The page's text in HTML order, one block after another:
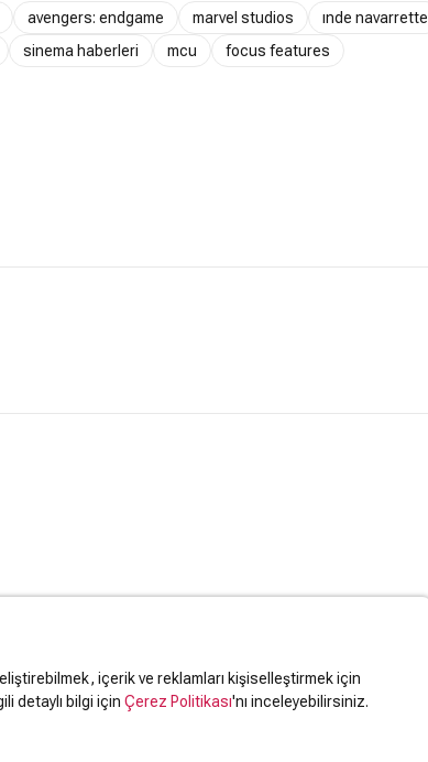
avengers: endgame marvel studios
ınde navarrette
sinema haberleri mcu focus features
içerik ve reklamları kişiselleştirmek için
detaylı bilgi için Çerez Politikası'nı inceleyebilirsiniz.